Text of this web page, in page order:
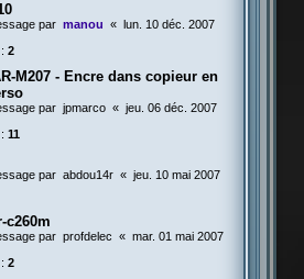
par manou «
lun. 10 déc. 2007
2
M207 - Encre dans copieur en
par jpmarco « jeu. 06 déc. 2007
11
par abdou14r « jeu. 10 mai 2007
c260m
par profdelec « mar. 01 mai 2007
2